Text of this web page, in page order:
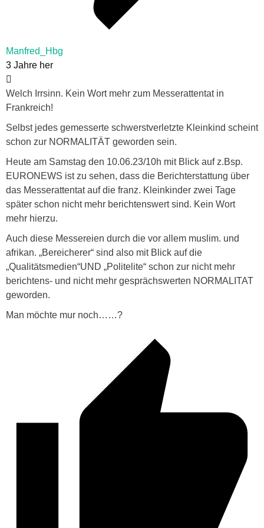
Manfred_Hbg
3 Jahre her
Welch Irrsinn. Kein Wort mehr zum Messerattentat in
Frankreich!
Selbst jedes gemesserte schwerstverletzte Kleinkind scheint
schon zur NORMALITÄT geworden sein.
Heute am Samstag den 10.06.23/10h mit Blick auf z.Bsp.
EURONEWS ist zu sehen, dass die Berichterstattung über
das Messerattentat auf die franz. Kleinkinder zwei Tage
später schon nicht mehr berichtenswert sind. Kein Wort
mehr hierzu.
Auch diese Messereien durch die vor allem muslim. und
afrikan. „Bereicherer“ sind also mit Blick auf die
„Qualitätsmedien“UND „Politelite“ schon zur nicht mehr
berichtens- und nicht mehr gesprächswerten NORMALITAT
geworden.
Man möchte mur noch……?